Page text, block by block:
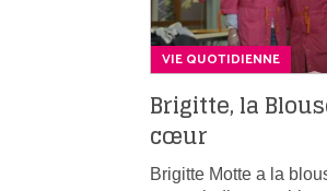
VIE QUOTIDIENNE
Brigitte, la
cœur
Brigitte Motte a la